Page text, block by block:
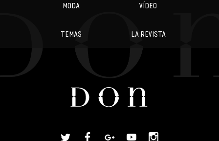
MODA VÍDEO
TEMAS LA REVISTA